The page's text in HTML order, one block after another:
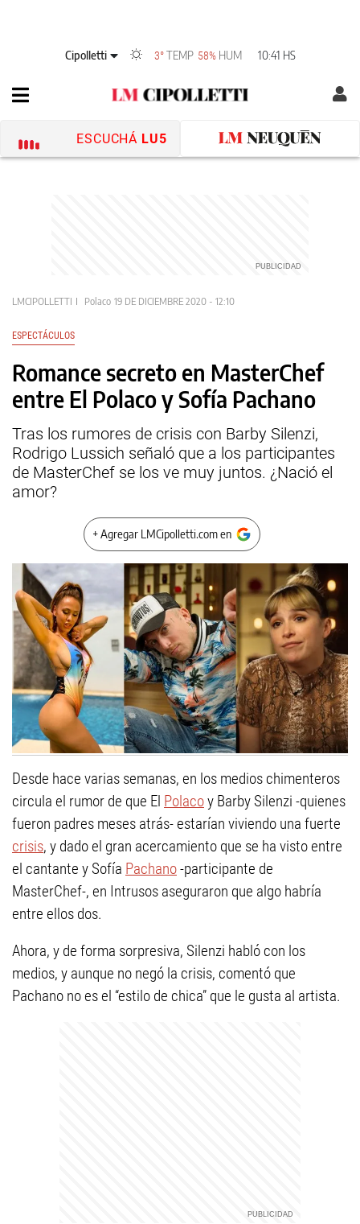
Cipolletti 3° TEMP 58% HUM 10:41 HS
ESCUCHÁ LU5
LMCIPOLLETTI Polaco 19 DE DICIEMBRE 2020 - 12:10
ESPECTÁCULOS
Romance secreto en MasterChef
entre El Polaco y Sofía Pachano
Tras los rumores de crisis con Barby Silenzi,
Rodrigo Lussich señaló que a los participantes
de MasterChef se los ve muy juntos. ¿Nació el
amor?
+ Agregar LMCipolletti.com en
Desde hace varias semanas, en los medios chimenteros
circula el rumor de que El Polacoy Barby Silenzi -quienes
fueron padres meses atrás- estarían viviendo una fuerte
crisis, y dado el gran acercamiento que se ha visto entre
el cantante y Sofía Pachano-participante de
MasterChef-, en Intrusos aseguraron que algo habría
entre ellos dos.
Ahora, y de forma sorpresiva, Silenzi habló con los
medios, y aunque no negó la crisis, comentó que
Pachano no es el “estilo de chica” que le gusta al artista.